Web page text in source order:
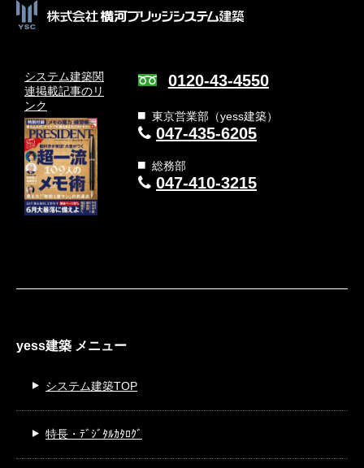
システム建築関
連掲載記事のリ
ンク
0120-43-4550
東京営業部（yess建築）
047-435-6205
総務部
047-410-3215
yess建築 メニュー
システム建築TOP
特長・ﾃﾞｼﾞﾀﾙｶﾀﾛｸﾞ